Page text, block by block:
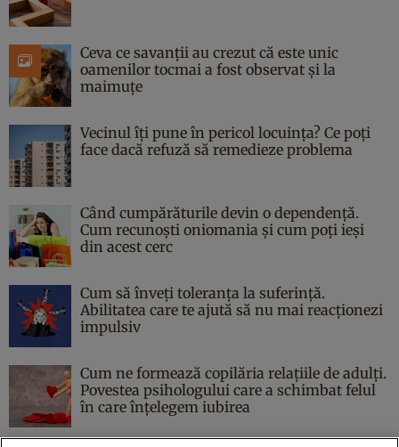
Ceva ce savanții au crezut că este unic
oamenilor tocmai a fost observat și la
maimuțe
Vecinul îți pune în pericol locuința? Ce poți
face dacă refuză să remedieze problema
Când cumpărăturile devin o dependență.
Cum recunoști oniomania și cum poți ieși
din acest cerc
Cum să înveți toleranța la suferință.
Abilitatea care te ajută să nu mai reacționezi
impulsiv
Cum ne formează copilăria relațiile de adulți.
Povestea psihologului care a schimbat felul
în care înțelegem iubirea